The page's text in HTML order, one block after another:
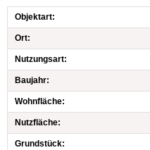
Objektart:
Ort:
Nutzungsart:
Baujahr:
Wohnfläche:
Nutzfläche:
Grundstück: